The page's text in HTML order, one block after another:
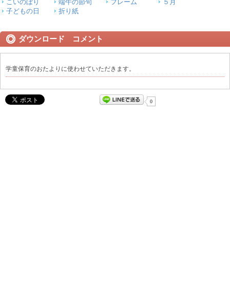
こいのぼり 端午の節句 フレーム
５月
子どもの日
折り紙
ダウンロード コメント
学童保育のおたよりに使わせていただきます。
0